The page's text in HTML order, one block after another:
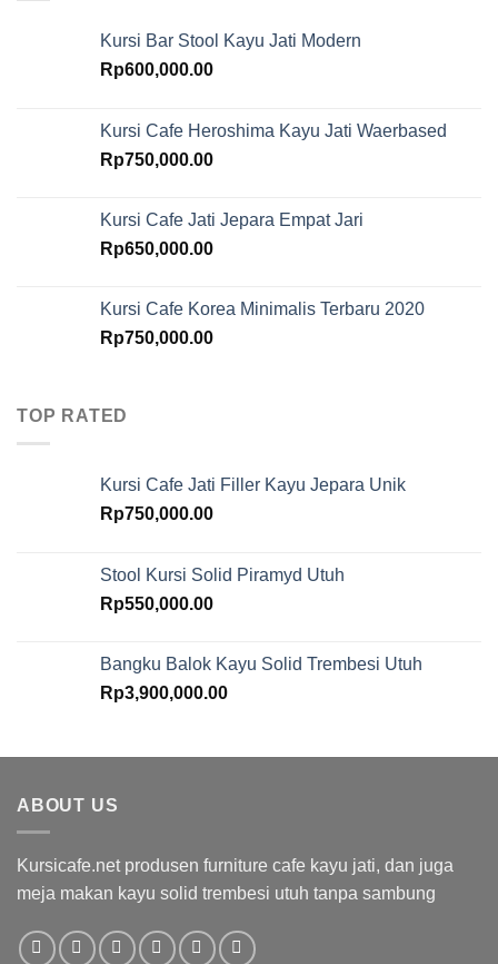
Kursi Bar Stool Kayu Jati Modern
Rp600,000.00
Kursi Cafe Heroshima Kayu Jati Waerbased
Rp750,000.00
Kursi Cafe Jati Jepara Empat Jari
Rp650,000.00
Kursi Cafe Korea Minimalis Terbaru 2020
Rp750,000.00
TOP RATED
Kursi Cafe Jati Filler Kayu Jepara Unik
Rp750,000.00
Stool Kursi Solid Piramyd Utuh
Rp550,000.00
Bangku Balok Kayu Solid Trembesi Utuh
Rp3,900,000.00
ABOUT US
Kursicafe.net produsen furniture cafe kayu jati, dan juga
meja makan kayu solid trembesi utuh tanpa sambung